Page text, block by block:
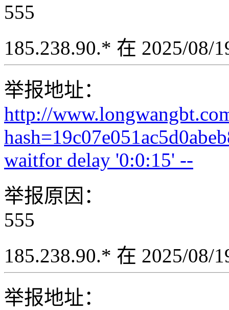
555
185.238.90.* 在 2025/08/
举报地址：
http://
waitfor delay '0:0:15' --
举报原因：
555
185.238.90.* 在 2025/08/
举报地址：